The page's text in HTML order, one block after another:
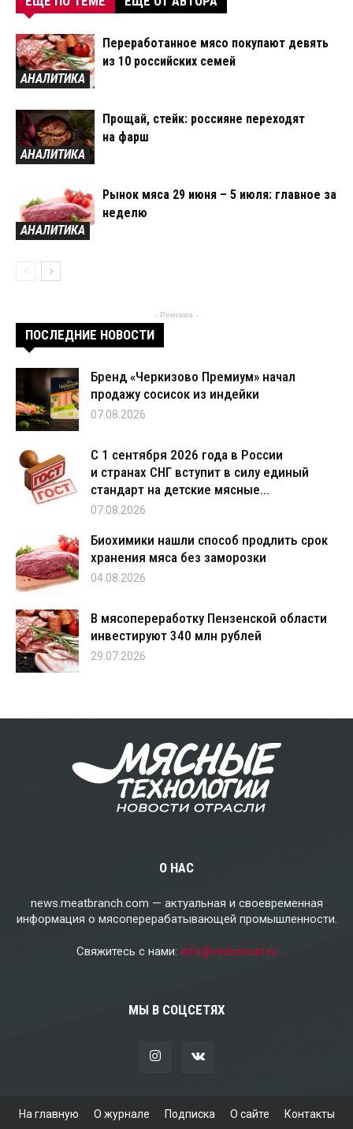
АНАЛИТИКА
Переработанное мясо покупают девять
из 10 российских семей
АНАЛИТИКА
Прощай, стейк: россияне переходят
на фарш
АНАЛИТИКА
Рынок мяса 29 июня – 5 июля: главное за
неделю
- Реклама -
ПОСЛЕДНИЕ НОВОСТИ
Бренд «Черкизово Премиум» начал
продажу сосисок из индейки
07.08.2026
С 1 сентября 2026 года в России
и странах СНГ вступит в силу единый
стандарт на детские мясные...
07.08.2026
Биохимики нашли способ продлить срок
хранения мяса без заморозки
04.08.2026
В мясопереработку Пензенской области
инвестируют 340 млн рублей
29.07.2026
О НАС
news.meatbranch.com — актуальная и своевременная
информация о мясоперерабатывающей промышленности.
Свяжитесь с нами: info@vedomost.ru
МЫ В СОЦСЕТЯХ
На главную О журнале Подписка О сайте Контакты